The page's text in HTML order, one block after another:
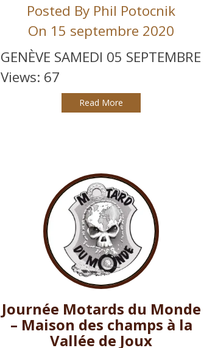
Posted By Phil Potocnik
On 15 septembre 2020
GENÈVE SAMEDI 05 SEPTEMBRE
Views: 67
Read More
Journée Motards du Monde
– Maison des champs à la
Vallée de Joux